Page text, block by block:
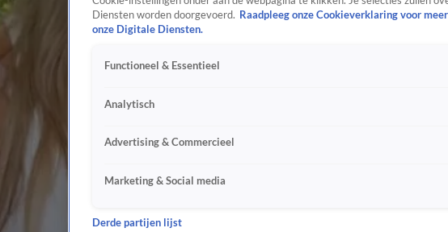
Diensten worden doorgevoerd. Raadpleeg onze Cookieverklaring voor
onze Digitale Diensten.
Functioneel & Essentieel
Analytisch
Advertising & Commercieel
Marketing & Social media
Derde partijen lijst